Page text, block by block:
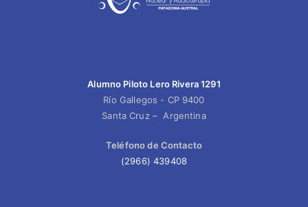
Alumno Piloto Lero Rivera 1291
Río Gallegos - CP 9400
Santa Cruz – Argentina
Teléfono de Contacto
(2966) 439408